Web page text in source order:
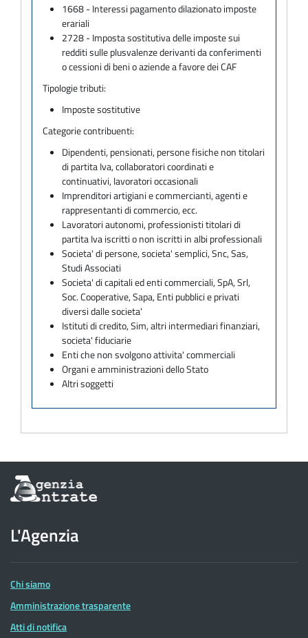
1668 - Interessi pagamento dilazionato imposte
erariali
2728 - Imposta sostitutiva delle imposte sui
redditi sulle plusvalenze derivanti da conferimenti
o cessioni di beni o aziende a favore dei CAF
Tipologie tributi:
Imposte sostitutive
Categorie contribuenti:
Dipendenti, pensionati, persone fisiche non titolari
di partita Iva, collaboratori coordinati e
continuativi, lavoratori occasionali
Imprenditori artigiani e commercianti, agenti e
rappresentanti di commercio, ecc.
Lavoratori autonomi, professionisti titolari di
partita Iva iscritti o non iscritti in albi professionali
Societa' di persone, societa' semplici, Snc, Sas,
Studi Associati
Societa' di capitali ed enti commerciali, SpA, Srl,
Soc. Cooperative, Sapa, Enti pubblici e privati
diversi dalle societa'
Istituti di credito, Sim, altri intermediari finanziari,
societa' fiduciarie
Enti che non svolgono attivita' commerciali
Organi e amministrazioni dello Stato
Altri soggetti
Informazioni
sul
dell'Agenzia
delle
Entrate
L'Agenzia
Chi siamo
Amministrazione trasparente
Atti di notifica